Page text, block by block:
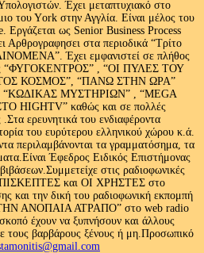
Έχει μεταπτυχιακό στο
του Υork στην Αγγλία. Είναι μέλος του
Εργάζεται ως Senior Business Process
Αρθρογραφησει στα περιοδικά “Τρίτο
Έχει εμφανιστεί σε πλήθος
“ΦΥΓΟΚΕΝΤΡΟΣ” , “ΟΙ ΠΥΛΕΣ ΤΟΥ
ΚΟΣΜΟΣ”, “ΠΑΝΩ ΣΤΗΝ ΩΡΑ”
ΜΥΣΤΗΡΙΩΝ” , “MEGA
HIGHTV” καθώς και σε πολλές
ερευνητικά του ενδιαφέροντα
του ευρύτερου ελληνικού χώρου κ.ά.
περιλαμβάνονται τα γραμματόσημα, τα
Έφεδρος Ειδικός Επιστήμονας
στις ραδιοφωνικές
και ΟΙ ΧΡΗΣΤΕΣ στο
και την δική του ραδιοφωνική εκπομπή
ΑΝΟΠΑΙΑ ΑΤΡΑΠΟ” στο web radio
έχουν να ξυπνήσουν και άλλους
τους βαρβάρους ξένους ή μη.Προσωπικό